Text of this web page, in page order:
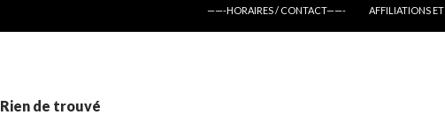
——-HORAIRES / CONTACT——-
AFFILIATIONS
Rien de trouvé